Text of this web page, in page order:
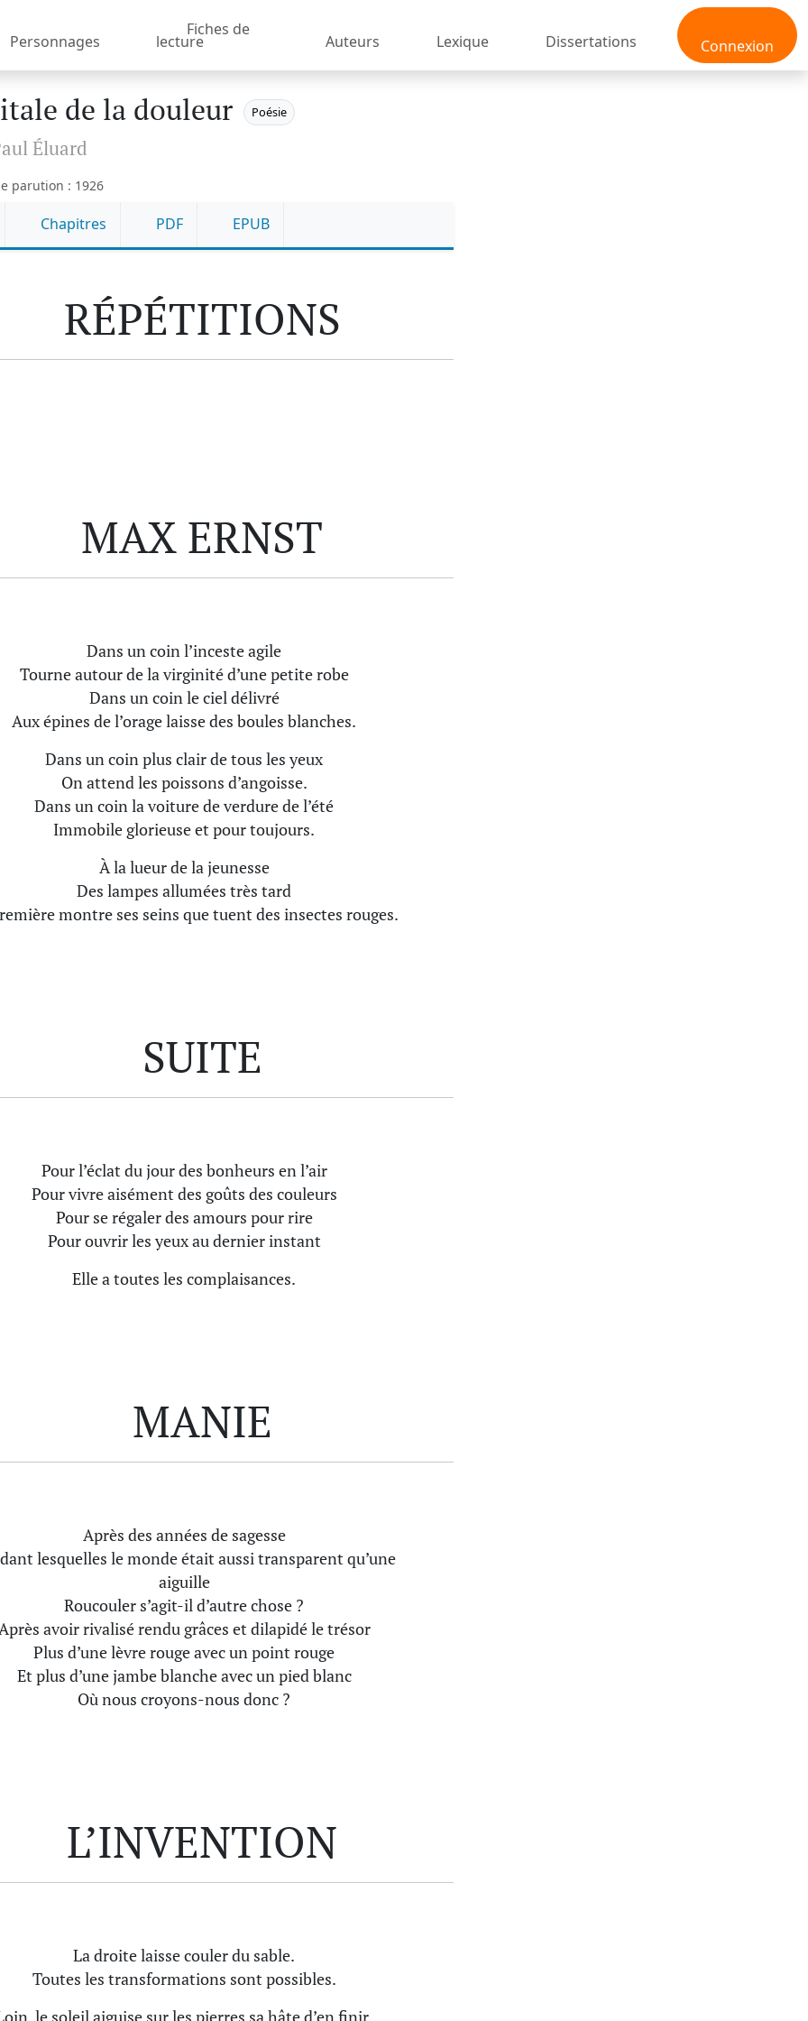
Connexion
Personnages
Fiches de
lecture Auteurs Lexique Dissertations
de la douleur Poésie
Éluard
parution : 1926
Chapitres PDF EPUB
RÉPÉTITIONS
MAX ERNST
Dans un coin l’inceste agile
Tourne autour de la virginité d’une petite robe
Dans un coin le ciel délivré
Aux épines de l’orage laisse des boules blanches.
Dans un coin plus clair de tous les yeux
On attend les poissons d’angoisse.
Dans un coin la voiture de verdure de l’été
Immobile glorieuse et pour toujours.
À la lueur de la jeunesse
Des lampes allumées très tard
montre ses seins que tuent des insectes rouges.
SUITE
Pour l’éclat du jour des bonheurs en l’air
Pour vivre aisément des goûts des couleurs
Pour se régaler des amours pour rire
Pour ouvrir les yeux au dernier instant
Elle a toutes les complaisances.
MANIE
Après des années de sagesse
lesquelles le monde était aussi transparent qu’une
aiguille
Roucouler s’agit-il d’autre chose ?
avoir rivalisé rendu grâces et dilapidé le trésor
Plus d’une lèvre rouge avec un point rouge
Et plus d’une jambe blanche avec un pied blanc
Où nous croyons-nous donc ?
L’INVENTION
La droite laisse couler du sable.
Toutes les transformations sont possibles.